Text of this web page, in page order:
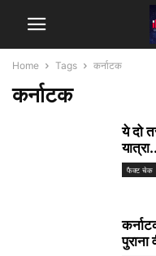
Home Tags कर्नाटक
कर्नाटक
ये दो
फैक्ट चेक
पुराना